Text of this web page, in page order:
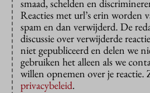
smaad, schelden en
Reacties met url’s erin worden
spam en dan verwijderd. De
discussie over verwijderde
niet gepubliceerd en delen we
gebruiken het alleen als we
willen opnemen over je reactie.
privacybeleid.